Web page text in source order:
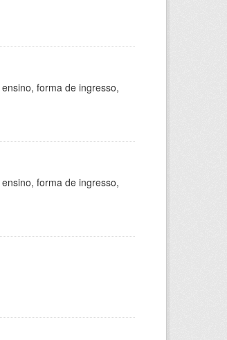
forma de ingresso,
forma de ingresso,